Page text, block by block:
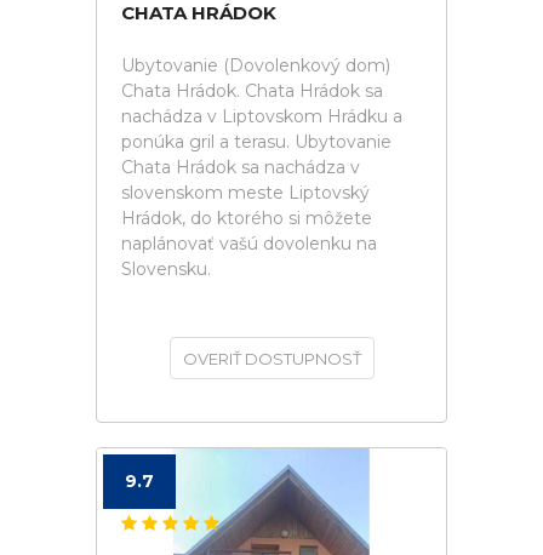
CHATA HRÁDOK
Ubytovanie (Dovolenkový dom)
Chata Hrádok. Chata Hrádok sa
nachádza v Liptovskom Hrádku a
ponúka gril a terasu. Ubytovanie
Chata Hrádok sa nachádza v
slovenskom meste Liptovský
Hrádok, do ktorého si môžete
naplánovať vašú dovolenku na
Slovensku.
OVERIŤ DOSTUPNOSŤ
9.7